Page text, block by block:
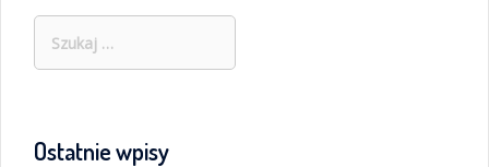
Ostatnie wpisy